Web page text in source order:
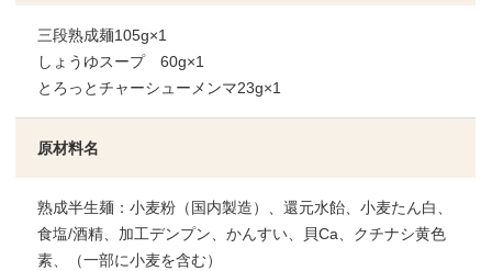
三段熟成麺105g×1
しょうゆスープ 60g×1
とろっとチャーシューメンマ23g×1
原材料名
熟成半生麺：小麦粉（国内製造）、還元水飴、小麦たん白、
食塩/酒精、加工デンプン、かんすい、貝Ca、クチナシ黄色
素、（一部に小麦を含む）